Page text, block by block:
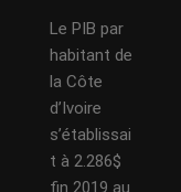
Le PIB par
habitant de
la Côte
d’Ivoire
s’établissai
t à 2.286$
fin 2019 au